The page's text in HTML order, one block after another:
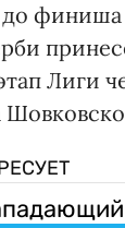
до
Лиги